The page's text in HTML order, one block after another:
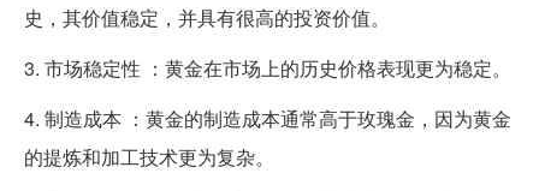
史，其价值稳定，并具有很高的投资价值。
3. 市场稳定性 ：黄金在市场上的历史价格表现更为稳定。
4. 制造成本 ：黄金的制造成本通常高于玫瑰金，因为黄金
的提炼和加工技术更为复杂。